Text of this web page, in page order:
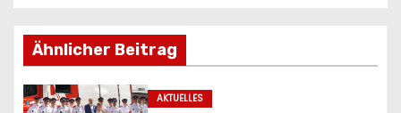
i
t
Ähnlicher Beitrag
AKTUELLES